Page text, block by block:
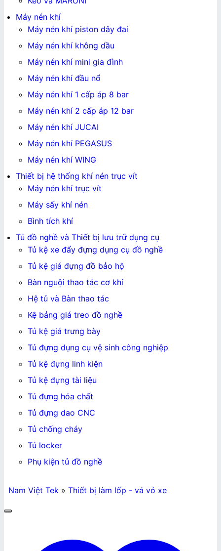
Máy nén khí
Máy nén khí piston dây đai
Máy nén khí không dầu
Máy nén khí mini gia đình
Máy nén khí đầu nổ
Máy nén khí 1 cấp áp 8 bar
Máy nén khí 2 cấp áp 12 bar
Máy nén khí JUCAI
Máy nén khí PEGASUS
Máy nén khí WING
Thiết bị hệ thống khí nén trục vít
Máy nén khí trục vít
Máy sấy khí nén
Bình tích khí
Tủ đồ nghề và Thiết bị lưu trữ dụng cụ
Tủ kệ xe đẩy đựng dụng cụ đồ nghề
Tủ kệ giá đựng đồ bảo hộ
Bàn nguội thao tác cơ khí
Hệ tủ và Bàn thao tác
Kệ bảng giá treo đồ nghề
Tủ kệ giá trưng bày
Tủ đựng dụng cụ vệ sinh công nghiệp
Tủ kệ đựng linh kiện
Tủ kệ đựng tài liệu
Tủ đựng hóa chất
Tủ đựng dao CNC
Tủ chống cháy
Tủ locker
Phụ kiện tủ đồ nghề
Nam Việt Tek» Thiết bị làm lốp - vá vỏ xe